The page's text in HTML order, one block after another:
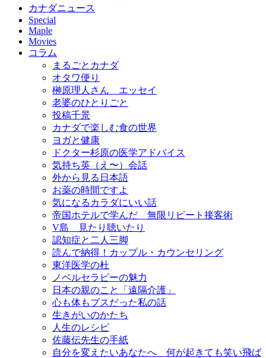
カナダニュース
Special
Maple
Movies
コラム
まるごとカナダ
オタワ便り
榊原理人さん エッセイ
老婆のひとりごと
投稿千景
カナダで楽しむ食の世界
ヨガと健康
ドクター杉原の医学アドバイス
気持ち英（え〜）会話
外から見る日本語
お薬の時間ですよ
気になるカラダにいい話
帝国ホテルで学んだ 無限リピート接客術
V島 見たり聴いたり
認知症と二人三脚
読んで納得！カップル・カウンセリング
東洋医学の杜
ノベルセラピーの魅力
日本の親のこと「遠隔介護」
心も体もブスだった私の話
生きがいのかたち
人生のレシピ
佐藤伝先生の手紙
自分を変えたいあなたへ 何が起きても笑い飛ば